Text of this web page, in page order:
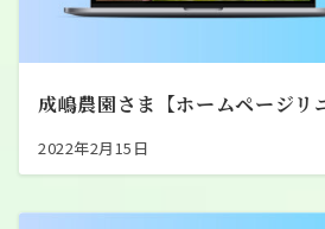
成嶋農園さま【ホームページリ
2022年2月15日